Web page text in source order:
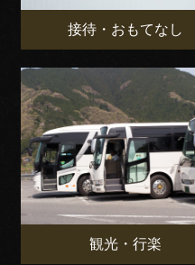
接待・おもてなし
観光・行楽